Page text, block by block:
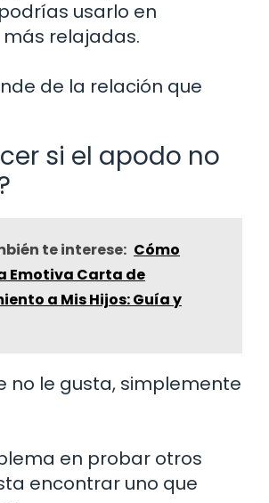
usarlo en
relajadas.
de la relación que
si el apodo no
te interese: Cómo
Emotiva Carta de
a Mis Hijos: Guía y
no le gusta, simplemente
en probar otros
encontrar uno que